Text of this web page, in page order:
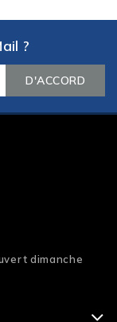
?
dimanche